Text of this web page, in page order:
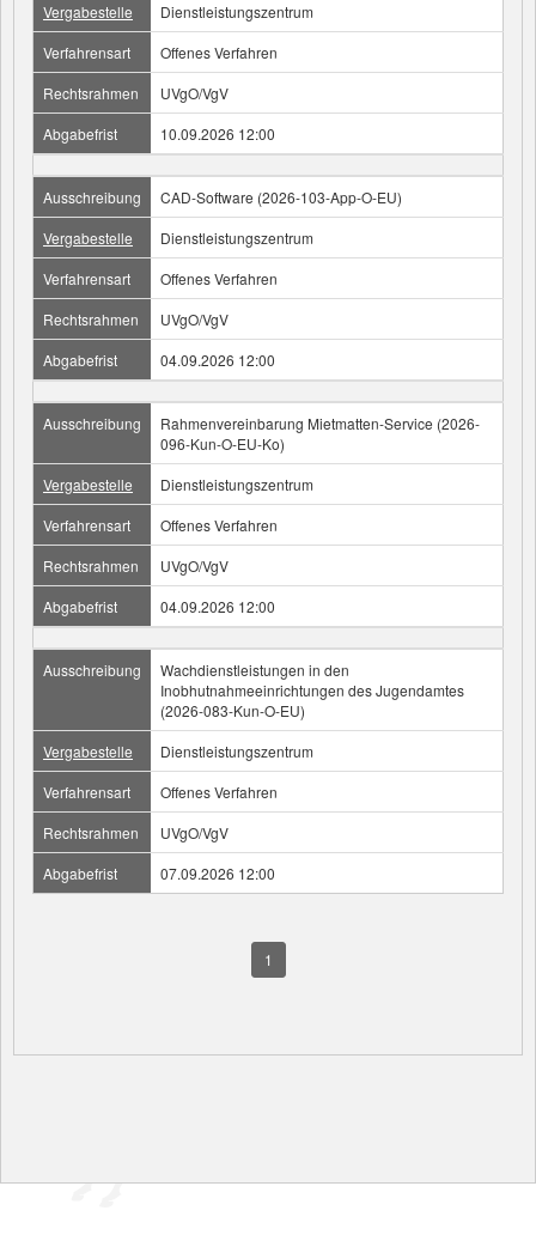
Vergabestelle
Dienstleistungszentrum
Verfahrensart
Offenes Verfahren
Rechtsrahmen
UVgO/VgV
Abgabefrist
10.09.2026 12:00
Ausschreibung
CAD-Software (2026-103-App-O-EU)
Vergabestelle
Dienstleistungszentrum
Verfahrensart
Offenes Verfahren
Rechtsrahmen
UVgO/VgV
Abgabefrist
04.09.2026 12:00
Ausschreibung
Rahmenvereinbarung Mietmatten-Service (2026-
096-Kun-O-EU-Ko)
Vergabestelle
Dienstleistungszentrum
Verfahrensart
Offenes Verfahren
Rechtsrahmen
UVgO/VgV
Abgabefrist
04.09.2026 12:00
Ausschreibung
Wachdienstleistungen in den
Inobhutnahmeeinrichtungen des Jugendamtes
(2026-083-Kun-O-EU)
Vergabestelle
Dienstleistungszentrum
Verfahrensart
Offenes Verfahren
Rechtsrahmen
UVgO/VgV
Abgabefrist
07.09.2026 12:00
1